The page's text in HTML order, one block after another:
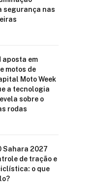
segurança nas
aposta em
motos de
Moto Week
a tecnologia
sobre o
rodas
Sahara 2027
de tração e
o que